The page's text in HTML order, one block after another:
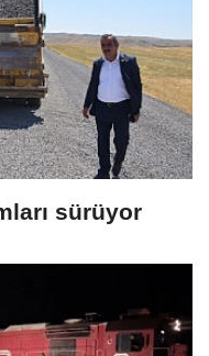
sürüyor